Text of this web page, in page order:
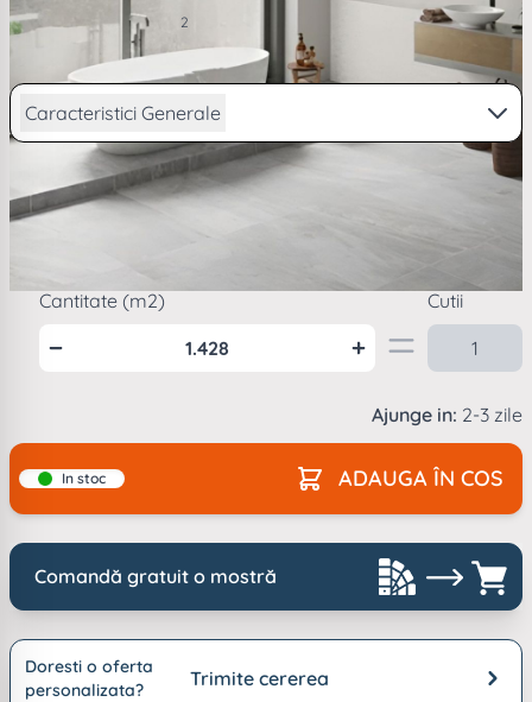
136,43 RON
139,21 RON
/ m
2
lei/lună în
Caracteristici Generale
Vezi descriere completa...
Cantitate (m2) Cutii
Ajunge in: 2-3 zile
In stoc ADAUGA ÎN COS
Comandă gratuit o mostră
Doresti o oferta
personalizata?
Trimite cererea